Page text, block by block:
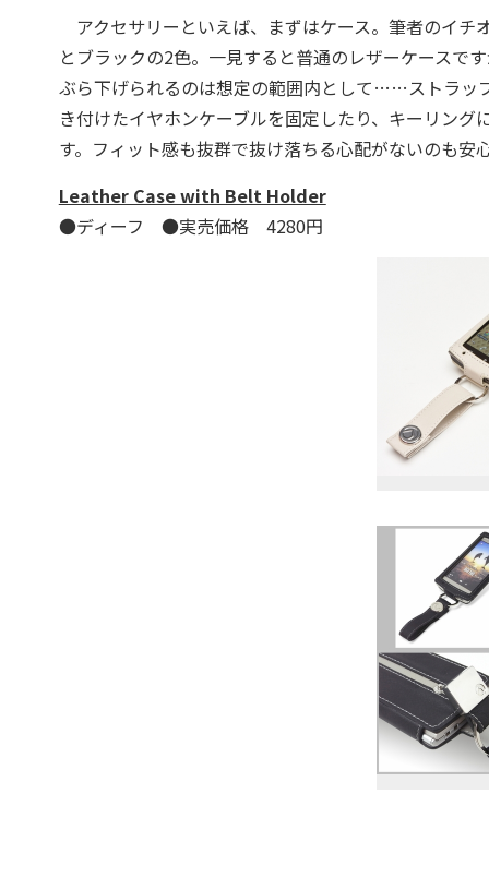
アクセサリーといえば、まずはケース。筆者のイ
とブラックの2色。一見すると普通のレザーケース
ぶら下げられるのは想定の範囲内として……ストラッ
き付けたイヤホンケーブルを固定したり、キーリン
す。フィット感も抜群で抜け落ちる心配がないのも安
Leather Case with Belt Holder
●ディーフ ●実売価格 4280円